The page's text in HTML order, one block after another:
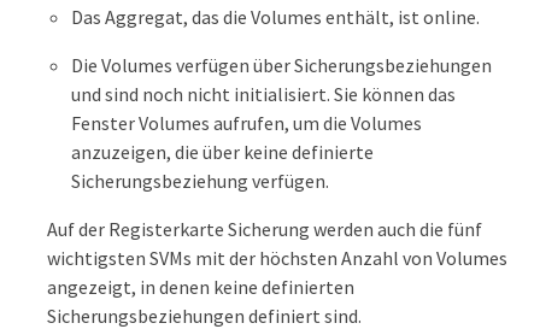
Das Aggregat, das die Volumes enthält, ist online.
Die Volumes verfügen über Sicherungsbeziehungen
und sind noch nicht initialisiert. Sie können das
Fenster Volumes aufrufen, um die Volumes
anzuzeigen, die über keine definierte
Sicherungsbeziehung verfügen.
Auf der Registerkarte Sicherung werden auch die fünf
wichtigsten SVMs mit der höchsten Anzahl von Volumes
angezeigt, in denen keine definierten
Sicherungsbeziehungen definiert sind.